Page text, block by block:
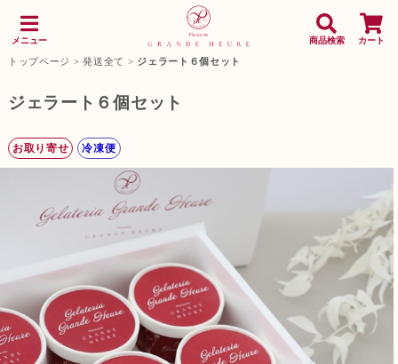
メニュー 商品検索 カート
トップページ >発送全て > ジェラート６個セット
ジェラート６個セット
お取り寄せ 冷凍便